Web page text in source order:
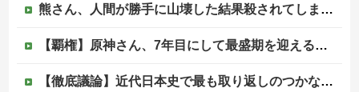
熊さん、人間が勝手に山壊した結果殺されてしまう…これ半分虐殺だろ
【覇権】原神さん、7年目にして最盛期を迎えるｗｗｗｗｗｗｗｗｗｗ
【徹底議論】近代日本史で最も取り返しのつかなかった失敗って何？他